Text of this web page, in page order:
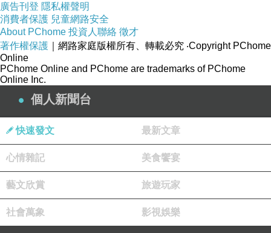
廣告刊登 隱私權聲明
消費者保護 兒童網路安全
About PChome 投資人聯絡 徵才
著作權保護 ｜網路家庭版權所有、轉載必究 ‧Copyright PChome
Online
PChome Online and PChome are trademarks of PChome
Online Inc.
個人新聞台
快速發文 最新文章
心情雜記 美食饗宴
藝文欣賞 旅遊玩家
社會萬象 影視娛樂